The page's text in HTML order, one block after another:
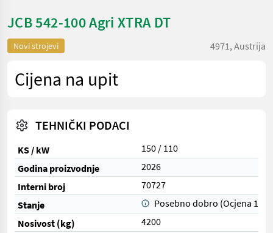
JCB 542-100 Agri XTRA DT
Novi strojevi 4971, Austrija
Cijena na upit
TEHNIČKI PODACI
KS / kW
150 / 110
Godina proizvodnje
2026
Interni broj
70727
Stanje
Posebno dobro (Ocjena 1)
Nosivost (kg)
4200